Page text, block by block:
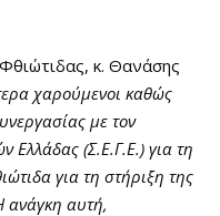
κ. Θανάσης
χαρούμενοι καθώς
με τον
Ελλάδας (Σ.Ε.Γ.Ε.) για τη
για τη στήριξη της
ανάγκη αυτή,